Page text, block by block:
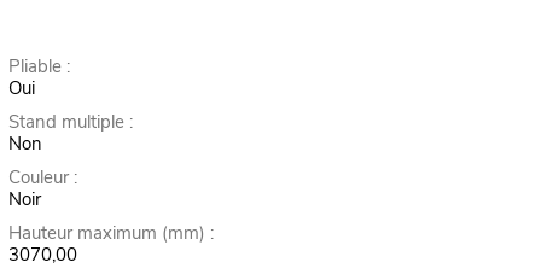
Pliable :
Oui
Stand multiple :
Non
Couleur :
Noir
Hauteur maximum (mm) :
3070,00